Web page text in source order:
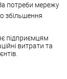
потреби мережу
збільшення
підприємцям
витрати та